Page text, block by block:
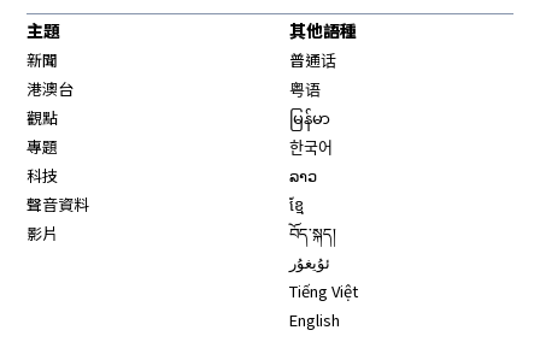
主題
新聞
港澳台
觀點
專題
科技
聲音資料
影片
其他語種
普通话
粤语
မြန်မာ
한국어
ລາວ
ខ្មែ
བོད་སྐད།
ئۇيغۇر
Tiếng Việt
English